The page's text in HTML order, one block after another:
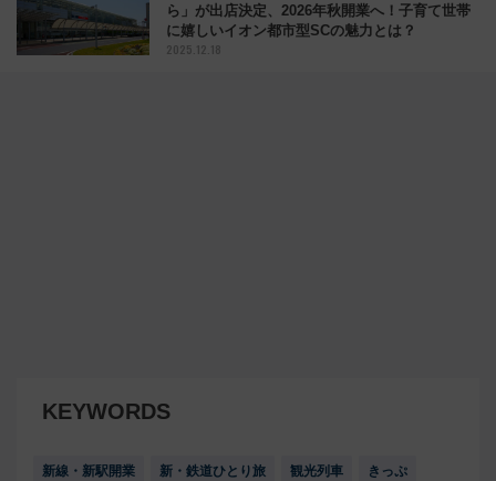
ら」が出店決定、2026年秋開業へ！子育て世帯
に嬉しいイオン都市型SCの魅力とは？
2025.12.18
KEYWORDS
新線・新駅開業 新・鉄道ひとり旅 観光列車 きっぷ